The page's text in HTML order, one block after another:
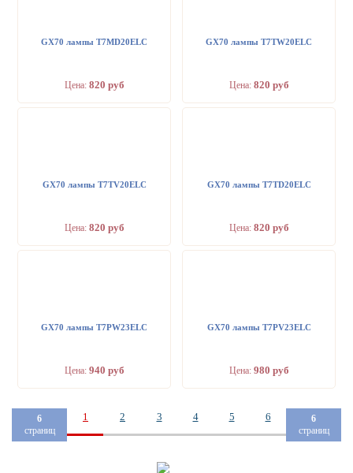
GX70 лампы T7MD20ELC
Цена: 820 руб
GX70 лампы T7TW20ELC
Цена: 820 руб
GX70 лампы T7TV20ELC
Цена: 820 руб
GX70 лампы T7TD20ELC
Цена: 820 руб
GX70 лампы T7PW23ELC
Цена: 940 руб
GX70 лампы T7PV23ELC
Цена: 980 руб
6
страниц
6
страниц
1 2 3 4 5 6